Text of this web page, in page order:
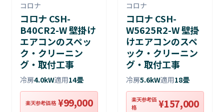
コロナ
コロナ CSH-
B40CR2-W 壁掛け
エアコンのスペッ
ク・クリーニン
グ・取付工事
冷房4.0kW適用14畳
楽天参考価格 ¥99,000
コロナ
コロナ CSH-
W5625R2-W 壁掛
けエアコンのスペ
ック・クリーニン
グ・取付工事
冷房5.6kW適用18畳
楽天参考価
格
¥157,000